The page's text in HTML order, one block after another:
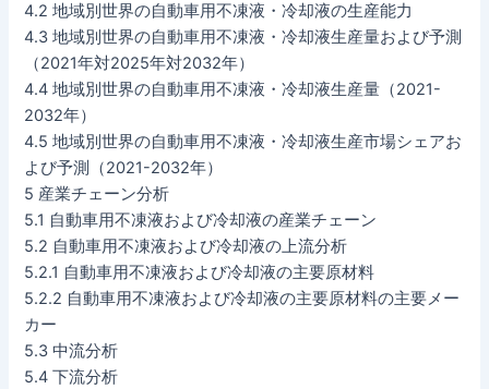
4.2 地域別世界の自動車用不凍液・冷却液の生産能力
4.3 地域別世界の自動車用不凍液・冷却液生産量および予測
（2021年対2025年対2032年）
4.4 地域別世界の自動車用不凍液・冷却液生産量（2021-
2032年）
4.5 地域別世界の自動車用不凍液・冷却液生産市場シェアお
よび予測（2021-2032年）
5 産業チェーン分析
5.1 自動車用不凍液および冷却液の産業チェーン
5.2 自動車用不凍液および冷却液の上流分析
5.2.1 自動車用不凍液および冷却液の主要原材料
5.2.2 自動車用不凍液および冷却液の主要原材料の主要メー
カー
5.3 中流分析
5.4 下流分析